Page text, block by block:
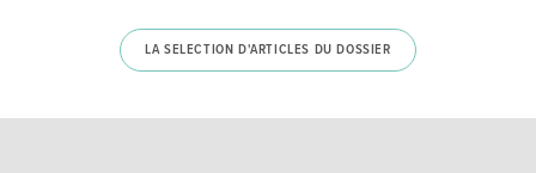
LA SELECTION D'ARTICLES DU DOSSIER